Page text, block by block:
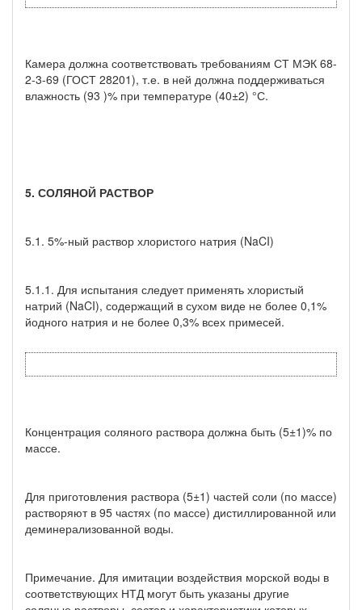
Камера должна соответствовать требованиям СТ МЭК 68-
2-3-69 (ГОСТ 28201), т.е. в ней должна поддерживаться
влажность (93 )% при температуре (40±2) °С.
5. СОЛЯНОЙ РАСТВОР
5.1. 5%-ный раствор хлористого натрия (NaCI)
5.1.1. Для испытания следует применять хлористый
натрий (NaCI), содержащий в сухом виде не более 0,1%
йодного натрия и не более 0,3% всех примесей.
Концентрация соляного раствора должна быть (5±1)% по
массе.
Для приготовления раствора (5±1) частей соли (по массе)
растворяют в 95 частях (по массе) дистиллированной или
деминерализованной воды.
Примечание. Для имитации воздействия морской воды в
соответствующих НТД могут быть указаны другие